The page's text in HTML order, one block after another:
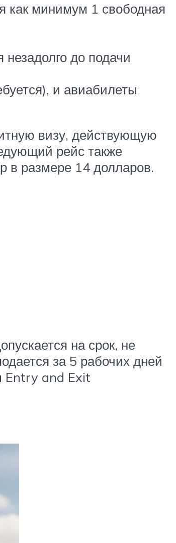
как минимум 1 свободная
до подачи
и авиабилеты
визу, действующую
рейс также
в размере 14 долларов.
на срок, не
за 5 рабочих дней
Entry and Exit